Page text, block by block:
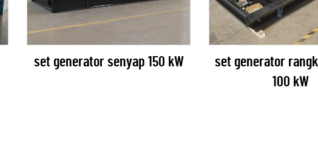
set generator senyap 150 kW
set generator
100 kW